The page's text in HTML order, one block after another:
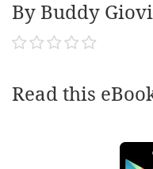
By Buddy
Read this